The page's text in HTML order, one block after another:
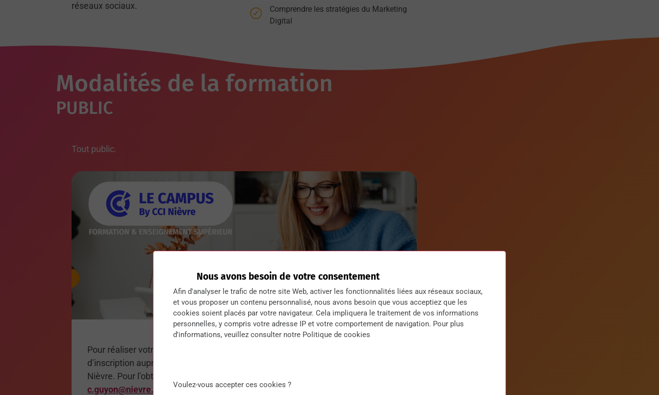
réseaux sociaux.
Comprendre les stratégies du Marketing
Digital
Modalités de la formation
PUBLIC
Tout public.
Pour réaliser votre dossier de formation, vous devez compléter le bulletin
d’inscription auprès du Pôle Formation Professionnelle du Campus by CCI
Nièvre. Pour l’obtenir, merci d’en faire la demande par email à
c.guyon@nievre.cci.fr
Nous avons besoin de votre consentement
Afin d'analyser le trafic de notre site Web, activer les fonctionnalités liées aux réseaux sociaux,
et vous proposer un contenu personnalisé, nous avons besoin que vous acceptiez que les
cookies soient placés par votre navigateur. Cela impliquera le traitement de vos informations
personnelles, y compris votre adresse IP et votre comportement de navigation. Pour plus
d'informations, veuillez consulter notre Politique de cookies
Voulez-vous accepter ces cookies ?